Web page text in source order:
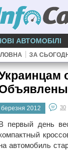
АВТОМОБІЛІ
| ЗА СЬОГОДНІ
2012 30
первый день
автомобиль